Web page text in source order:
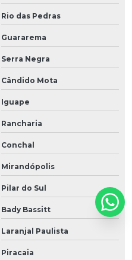
Rio das Pedras
Guararema
Serra Negra
Cândido Mota
Iguape
Rancharia
Conchal
Mirandópolis
Pilar do Sul
Bady Bassitt
Laranjal Paulista
Piracaia